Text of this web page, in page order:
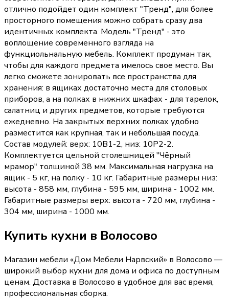
отлично подойдет один комплект "Тренд", для более
просторного помещения можно собрать сразу два
идентичных комплекта. Модель "Тренд" - это
воплощение современного взгляда на
функциольнальную мебель. Комплект продуман так,
чтобы для каждого предмета имелось свое место. Вы
легко сможете зонировать все пространства для
хранения: в ящиках достаточно места для столовых
приборов, а на полках в нижних шкафах - для тарелок,
салатниц и других предметов, которые требуются
ежедневно. На закрытых верхних полках удобно
разместится как крупная, так и небольшая посуда.
Состав модулей: верх: 10В1-2, низ: 10Р2-2.
Комплектуется цельной столешницей "Чёрный
мрамор" толщиной 38 мм. Максимальная нагрузка на
ящик - 5 кг, на полку - 10 кг. Габаритные размеры низ:
высота - 858 мм, глубина - 595 мм, ширина - 1002 мм.
Габаритные размеры верх: высота - 720 мм, глубина -
304 мм, ширина - 1000 мм.
Купить кухни в Волосово
Магазин мебели «Дом Мебели Нарвский» в Волосово —
широкий выбор кухни для дома и офиса по доступным
ценам. Доставка в Волосово в удобное для вас время,
профессиональная сборка.